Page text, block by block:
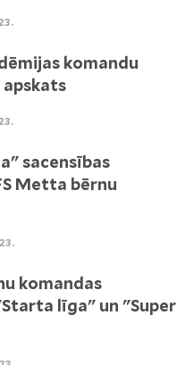
komandu
apskats
sacensības
Metta bērnu
komandas
līga" un "Super